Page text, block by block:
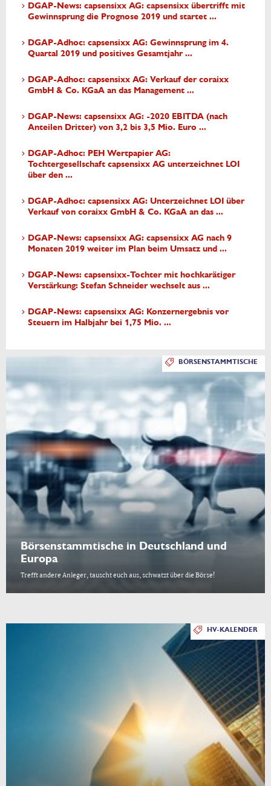
DGAP-News: capsensixx AG: capsensixx übertrifft mit
Gewinnsprung die Prognose 2019 und startet ...
DGAP-Adhoc: capsensixx AG: Gewinnsprung im 4.
Quartal 2019 und positives Gesamtjahr ...
DGAP-Adhoc: capsensixx AG: Verkauf der coraixx
GmbH & Co. KGaA an das Management ...
DGAP-News: capsensixx AG: -2020 EBITDA (nach
Anteilen Dritter) von 3,2 bis 3,5 Mio. Euro ...
DGAP-Adhoc: PEH Wertpapier AG:
Tochtergesellschaft capsensixx AG unterzeichnet LOI
über den ...
DGAP-Adhoc: capsensixx AG: Unterzeichnet LOI über
Verkauf von coraixx GmbH & Co. KGaA an das ...
DGAP-News: capsensixx AG: capsensixx AG nach 9
Monaten 2019 weiter im Plan beim Umsatz und ...
DGAP-News: capsensixx-Tochter mit hochkarätiger
Verstärkung: Stefan Schneider wechselt aus ...
DGAP-News: capsensixx AG: Konzernergebnis vor
Steuern im Halbjahr bei 1,75 Mio. ...
BÖRSENSTAMMTISCHE
Börsenstammtische in Deutschland und
Europa
Trefft andere Anleger, tauscht euch aus, schwatzt über die Börse!
HV-KALENDER